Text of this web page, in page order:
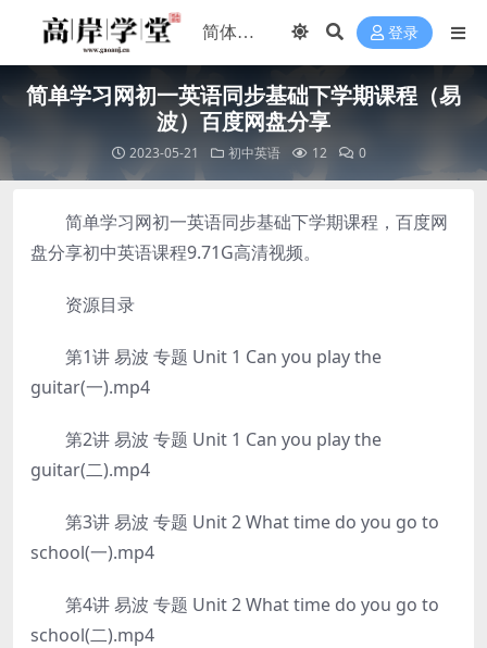
登录
简单学习网初一英语同步基础下学期课程（易
波）百度网盘分享
2023-05-21 初中英语 12 0
简单学习网初一英语同步基础下学期课程，百度网
盘分享初中英语课程9.71G高清视频。
资源目录
第1讲 易波 专题 Unit 1 Can you play the
guitar(一).mp4
第2讲 易波 专题 Unit 1 Can you play the
guitar(二).mp4
第3讲 易波 专题 Unit 2 What time do you go to
school(一).mp4
第4讲 易波 专题 Unit 2 What time do you go to
school(二).mp4